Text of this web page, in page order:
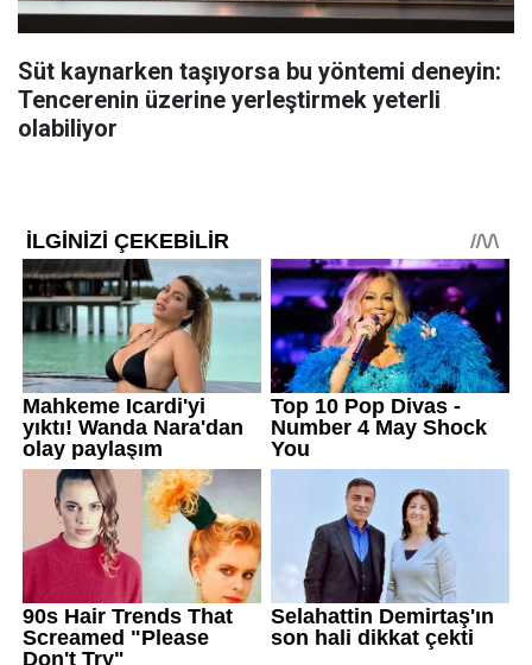
Süt kaynarken taşıyorsa bu yöntemi deneyin:
Tencerenin üzerine yerleştirmek yeterli
olabiliyor